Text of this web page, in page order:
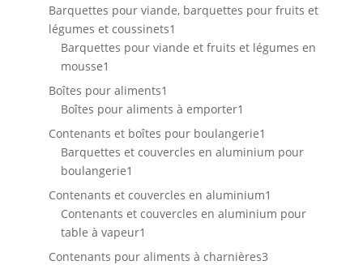
produits
Barquettes pour viande, barquettes pour fruits et
légumes et coussinets1
produit
Barquettes pour viande et fruits et légumes en
mousse1
produit
Boîtes pour aliments1
produit
Boîtes pour aliments à emporter1
produit
Contenants et boîtes pour boulangerie1
produit
Barquettes et couvercles en aluminium pour
boulangerie1
produit
Contenants et couvercles en aluminium1
produit
Contenants et couvercles en aluminium pour
table à vapeur1
produit
Contenants pour aliments à charnières33